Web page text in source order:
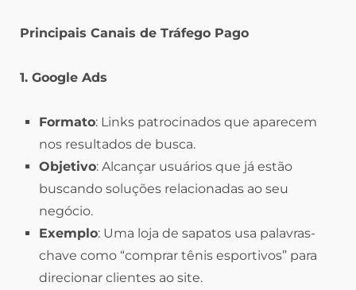
Principais Canais de Tráfego Pago
1. Google Ads
Formato: Links patrocinados que aparecem
nos resultados de busca.
Objetivo: Alcançar usuários que já estão
buscando soluções relacionadas ao seu
negócio.
Exemplo: Uma loja de sapatos usa palavras-
chave como “comprar tênis esportivos” para
direcionar clientes ao site.